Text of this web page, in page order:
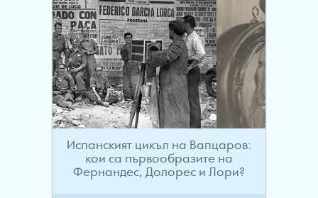
Испанският цикъл на Вапцаров:
кои са първообразите на
Фернандес, Долорес и Лори?